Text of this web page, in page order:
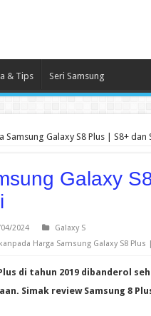
& Tips Seri Samsung
Samsung Galaxy S8 Plus | S8+ dan
Galaxy
2024
Galaxy S
pada Harga Samsung Galaxy S8
di tahun 2019 dibanderol
Simak review Samsung 8